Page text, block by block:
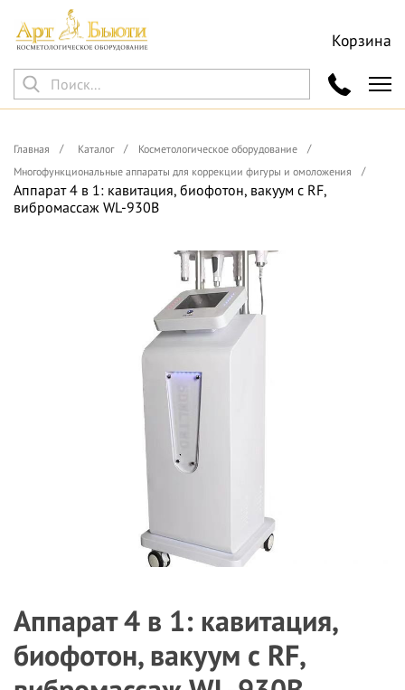
Корзина
Главная Каталог
Косметологическое оборудование
Многофункциональные аппараты для коррекции фигуры и омоложения
Аппарат 4 в 1: кавитация, биофотон, вакуум с RF,
вибромассаж WL-930В
Аппарат 4 в 1: кавитация,
биофотон, вакуум с RF,